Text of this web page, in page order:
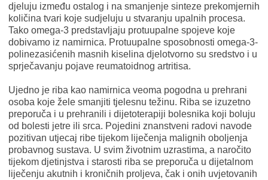
djeluju između ostalog i na smanjenje sinteze prekomjernih
količina tvari koje sudjeluju u stvaranju upalnih procesa.
Tako omega-3 predstavljaju protuupalne spojeve koje
dobivamo iz namirnica. Protuupalne sposobnosti omega-3-
polinezasićenih masnih kiselina djelotvorno su sredstvo i u
sprječavanju pojave reumatoidnog artritisa.
Ujedno je riba kao namirnica veoma pogodna u prehrani
osoba koje žele smanjiti tjelesnu težinu. Riba se izuzetno
preporuča i u prehranili i dijetoterapiji bolesnika koji boluju
od bolesti jetre ili srca. Pojedini znanstveni radovi navode
pozitivan utjecaj ribe tijekom liječenja malignih oboljenja
probavnog sustava. U svim životnim uzrastima, a naročito
tijekom djetinjstva i starosti riba se preporuča u dijetalnom
liječenju akutnih i kroničnih proljeva, čak i onih uvjetovanih